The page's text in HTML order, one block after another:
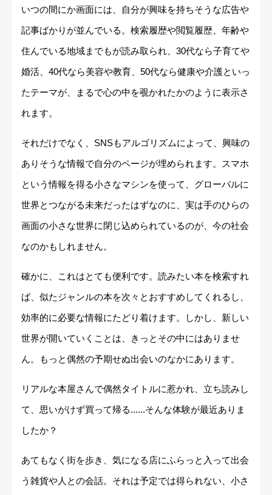
いつの間にか画面には、自分が興味を持ちそうな広告や
記事ばかりが並んでいる。検索履歴や閲覧履歴、年齢や
住んでいる地域までもが読み取られ、30代なら子育てや
婚活、40代なら美容や教育、50代なら健康や介護といっ
たテーマが、まるで心の中を覗かれたかのように表示さ
れます。
それだけでなく、SNSもアルゴリズムによって、興味の
ありそうな情報で自分のページが埋められます。スマホ
という情報を得る小さなマシンを使って、グローバルに
世界とつながる未来だったはずなのに、実は手のひらの
画面の小さな世界に閉じ込められているのが、今の社会
なのかもしれません。
確かに、これはとても便利です。読みたい本を検索すれ
ば、似たジャンルの本を次々とおすすめしてくれるし、
効率的に必要な情報にたどり着けます。しかし、新しい
世界が開いていくことは、きっとその中にはありませ
ん。もっと偶然の予期せぬ出会いのなかにあります。
リアルな本屋さんで偶然タイトルに惹かれ、立ち読みし
て、思いがけず買って帰る......そんな体験が最近ありま
したか？
あてもなく街を歩き、気になる店にふらっと入って出会
う雑貨や人との会話。それは予定では得られない、小さ